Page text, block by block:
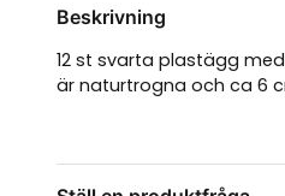
Beskrivning
12 st svarta plastägg
är naturtrogna och ca 6